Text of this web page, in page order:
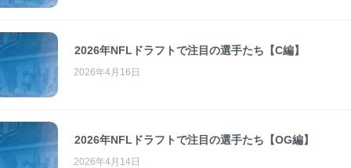
2026年NFLドラフトで注目の選手たち【C編】
2026年4月16日
2026年NFLドラフトで注目の選手たち【OG編】
2026年4月14日